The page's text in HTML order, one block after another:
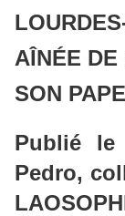
AÎNÉE
SON
Publié
Pedro,